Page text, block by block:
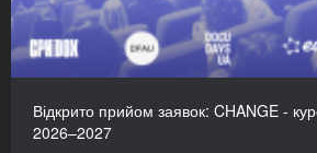
Відкрито прийом заявок: CHANGE -
2026–2027